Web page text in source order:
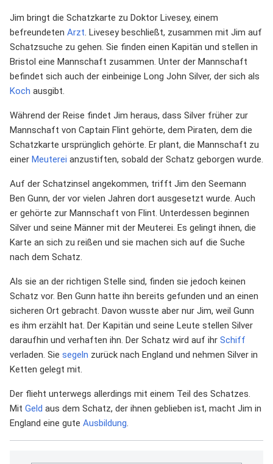
Jim bringt die Schatzkarte zu Doktor Livesey, einem
befreundeten Arzt. Livesey beschließt, zusammen mit Jim auf
Schatzsuche zu gehen. Sie finden einen Kapitän und stellen in
Bristol eine Mannschaft zusammen. Unter der Mannschaft
befindet sich auch der einbeinige Long John Silver, der sich als
Koch ausgibt.
Während der Reise findet Jim heraus, dass Silver früher zur
Mannschaft von Captain Flint gehörte, dem Piraten, dem die
Schatzkarte ursprünglich gehörte. Er plant, die Mannschaft zu
einer Meuterei anzustiften, sobald der Schatz geborgen wurde.
Auf der Schatzinsel angekommen, trifft Jim den Seemann
Ben Gunn, der vor vielen Jahren dort ausgesetzt wurde. Auch
er gehörte zur Mannschaft von Flint. Unterdessen beginnen
Silver und seine Männer mit der Meuterei. Es gelingt ihnen, die
Karte an sich zu reißen und sie machen sich auf die Suche
nach dem Schatz.
Als sie an der richtigen Stelle sind, finden sie jedoch keinen
Schatz vor. Ben Gunn hatte ihn bereits gefunden und an einen
sicheren Ort gebracht. Davon wusste aber nur Jim, weil Gunn
es ihm erzählt hat. Der Kapitän und seine Leute stellen Silver
daraufhin und verhaften ihn. Der Schatz wird auf ihr Schiff
verladen. Sie segeln zurück nach England und nehmen Silver in
Ketten gelegt mit.
Der flieht unterwegs allerdings mit einem Teil des Schatzes.
Mit Geld aus dem Schatz, der ihnen geblieben ist, macht Jim in
England eine gute Ausbildung.